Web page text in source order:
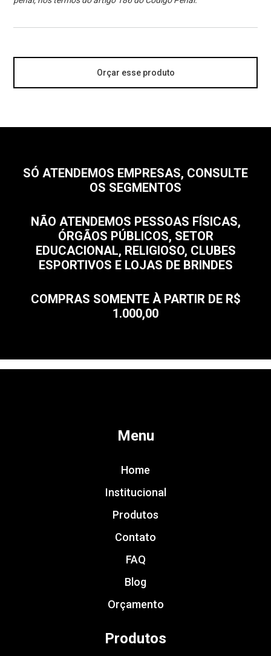
Orçar esse produto
SÓ ATENDEMOS EMPRESAS, CONSULTE
OS SEGMENTOS
NÃO ATENDEMOS PESSOAS FÍSICAS,
ÓRGÃOS PÚBLICOS, SETOR
EDUCACIONAL, RELIGIOSO, CLUBES
ESPORTIVOS E LOJAS DE BRINDES
COMPRAS SOMENTE À PARTIR DE R$
1.000,00
Menu
Home
Institucional
Produtos
Contato
FAQ
Blog
Orçamento
Produtos